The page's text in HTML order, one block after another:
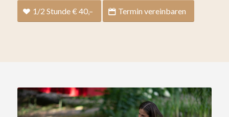
1/2 Stunde € 40,– Termin vereinbaren